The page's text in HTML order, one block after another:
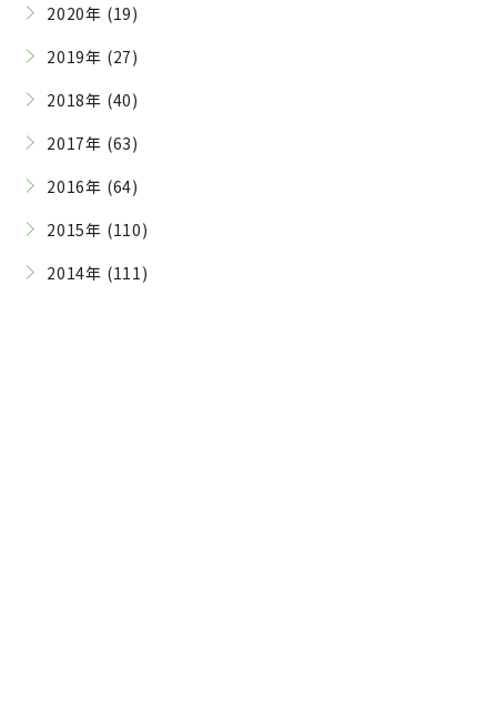
2020年 (19)
2019年 (27)
2018年 (40)
2017年 (63)
2016年 (64)
2015年 (110)
2014年 (111)